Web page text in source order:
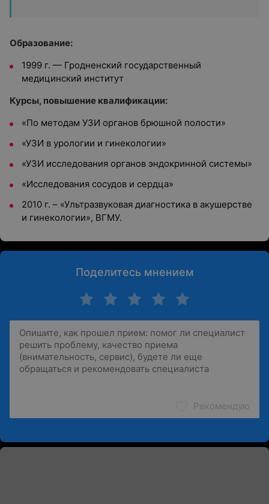
Образование:
1999 г. — Гродненский государственный
медицинский институт
Курсы, повышение квалификации:
«По методам УЗИ органов брюшной полости»
«УЗИ в урологии и гинекологии»
«УЗИ исследования органов эндокринной системы»
«Исследования сосудов и сердца»
2010 г. – «Ультразвуковая диагностика в акушерстве
и гинекологии», ВГМУ.
Поделитесь мнением
Рекомендую